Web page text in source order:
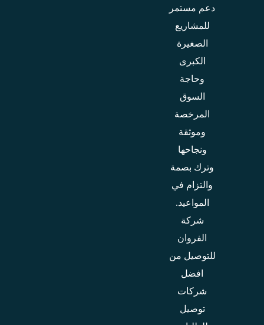
دعم مستمر
للمشاريع
الصغيرة
الكبرى
وحاجة
السوق
المرخصة
وموثقة
ونجاحها
وترك بصمة
والتزام في
المواعيد.
شركة
الفروان
للتوصيل من
افضل
شركات
توصيل